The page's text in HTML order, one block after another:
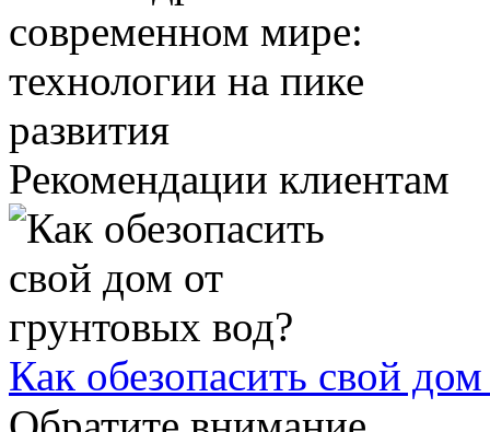
Рекомендации клиентам
Как обезопасить свой